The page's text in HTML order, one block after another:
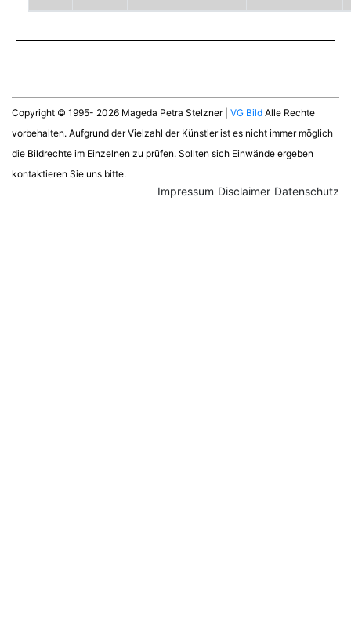
Copyright © 1995- 2026 Mageda Petra Stelzner | VG Bild Alle Rechte
vorbehalten. Aufgrund der Vielzahl der Künstler ist es nicht immer möglich
die Bildrechte im Einzelnen zu prüfen. Sollten sich Einwände ergeben
kontaktieren Sie uns bitte.
Datenschutz
Disclaimer
Impressum